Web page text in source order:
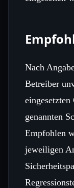
Nach
Betreiber
eingesetzten
genannten
Empfohlen
jeweiligen